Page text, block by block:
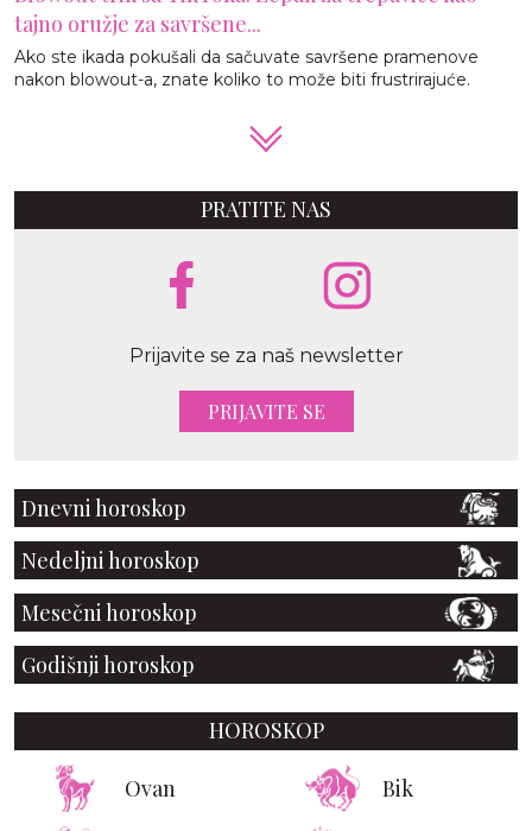
tajno oružje za savršene...
Ako ste ikada pokušali da sačuvate savršene pramenove
nakon blowout-a, znate koliko to može biti frustrirajuće.
PRATITE NAS
Prijavite se za naš newsletter
PRIJAVITE SE
Dnevni horoskop
Nedeljni horoskop
Mesečni horoskop
Godišnji horoskop
HOROSKOP
Ovan Bik